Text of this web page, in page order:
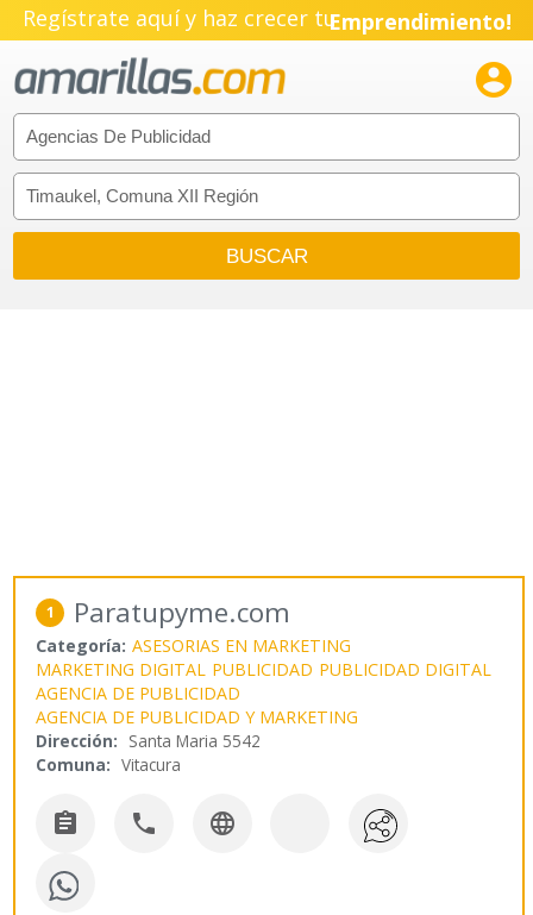
Regístrate aquí y haz crecer tuEmprendimiento!

1 Paratupyme.com
Categoría: ASESORIAS EN MARKETING
MARKETING DIGITAL PUBLICIDAD PUBLICIDAD DIGITAL
AGENCIA DE PUBLICIDAD
AGENCIA DE PUBLICIDAD Y MARKETING
Dirección: Santa Maria 5542
Comuna: Vitacura
  